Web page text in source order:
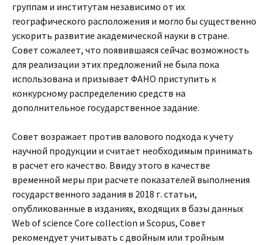
группам и институтам независимо от их
географического расположения и могло бы существенно
ускорить развитие академической науки в стране.
Совет сожалеет, что появившаяся сейчас возможность
для реализации этих предложений не была пока
использована и призывает ФАНО приступить к
конкурсному распределению средств на
дополнительное государственное задание.
Совет возражает против валового подхода к учету
научной продукции и считает необходимым принимать
в расчет его качество. Ввиду этого в качестве
временной меры при расчете показателей выполнения
государственного задания в 2018 г. статьи,
опубликованные в изданиях, входящих в базы данных
Web of science Core collection и Scopus, Совет
рекомендует учитывать с двойным или тройным